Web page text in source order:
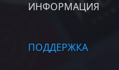
ИНФОРМАЦИЯ
ПОДДЕРЖКА